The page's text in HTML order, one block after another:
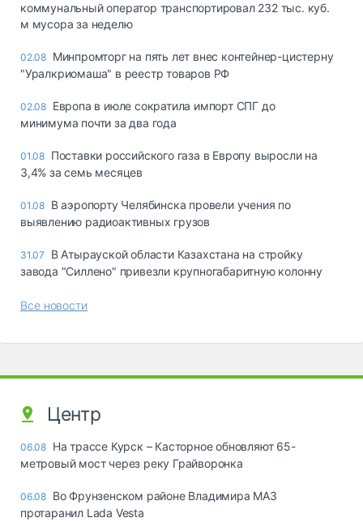
коммунальный оператор транспортировал 232 тыс. куб.
м мусора за неделю
02.08 Минпромторг на пять лет внес контейнер-цистерну
"Уралкриомаша" в реестр товаров РФ
02.08 Европа в июле сократила импорт СПГ до
минимума почти за два года
01.08 Поставки российского газа в Европу выросли на
3,4% за семь месяцев
01.08 В аэропорту Челябинска провели учения по
выявлению радиоактивных грузов
31.07
В Атырауской области Казахстана на стройку
завода "Силлено" привезли крупногабаритную колонну
Все новости
Центр
06.08 На трассе Курск – Касторное обновляют 65-
метровый мост через реку Грайворонка
06.08 Во Фрунзенском районе Владимира МАЗ
протаранил Lada Vesta